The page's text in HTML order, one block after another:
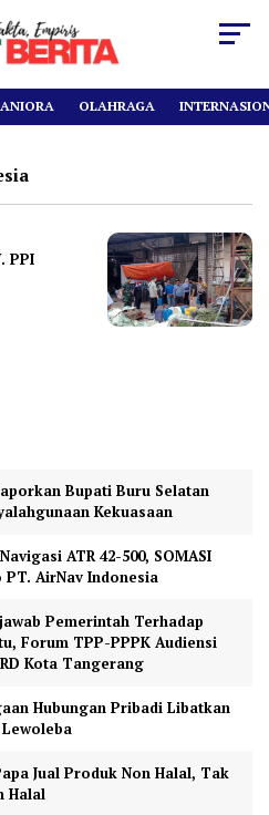
OLAHRAGA
PPI
Bupati Buru Selatan
Kekuasaan
ATR 42-500, SOMASI
AirNav Indonesia
Pemerintah Terhadap
Forum TPP-PPPK Audiensi
Kota Tangerang
Hubungan Pribadi Libatkan
Jual Produk Non Halal, Tak
Halal